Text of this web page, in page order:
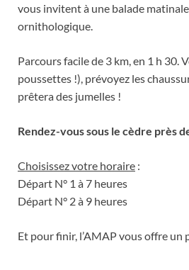
vous invitent à une balade
ornithologique.
Parcours facile de 3 km, en 1 h 30.
poussettes !), prévoyez les
prêtera des jumelles !
Rendez-vous sous le cèdre près
Choisissez votre horaire :
Départ N° 1 à 7 heures
Départ N° 2 à 9 heures
Et pour finir, l’AMAP vous offre un